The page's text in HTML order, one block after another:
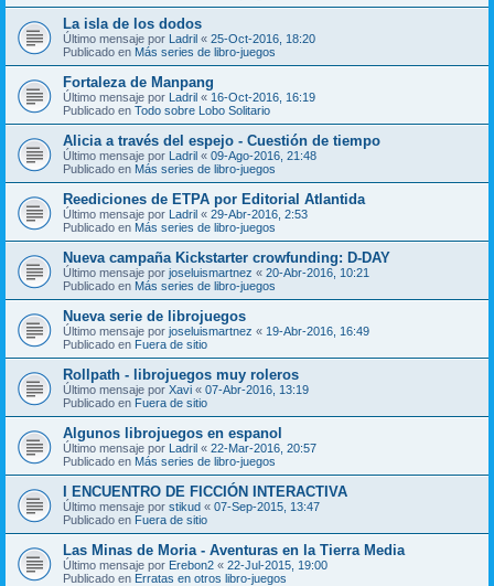
La isla de los dodos
Último mensaje por Ladril « 25-Oct-2016, 18:20
Publicado en Más series de libro-juegos
Fortaleza de Manpang
Último mensaje por Ladril « 16-Oct-2016, 16:19
Publicado en Todo sobre Lobo Solitario
Alicia a través del espejo - Cuestión de tiempo
Último mensaje por Ladril « 09-Ago-2016, 21:48
Publicado en Más series de libro-juegos
Reediciones de ETPA por Editorial Atlantida
Último mensaje por Ladril « 29-Abr-2016, 2:53
Publicado en Más series de libro-juegos
Nueva campaña Kickstarter crowfunding: D-DAY
Último mensaje por joseluismartnez « 20-Abr-2016, 10:21
Publicado en Más series de libro-juegos
Nueva serie de librojuegos
Último mensaje por joseluismartnez « 19-Abr-2016, 16:49
Publicado en Fuera de sitio
Rollpath - librojuegos muy roleros
Último mensaje por Xavi « 07-Abr-2016, 13:19
Publicado en Fuera de sitio
Algunos librojuegos en espanol
Último mensaje por Ladril « 22-Mar-2016, 20:57
Publicado en Más series de libro-juegos
I ENCUENTRO DE FICCIÓN INTERACTIVA
Último mensaje por stikud « 07-Sep-2015, 13:47
Publicado en Fuera de sitio
Las Minas de Moria - Aventuras en la Tierra Media
Último mensaje por Erebon2 « 22-Jul-2015, 19:00
Publicado en Erratas en otros libro-juegos